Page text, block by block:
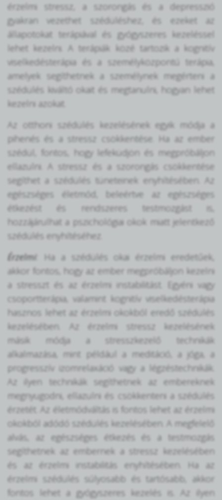
érzelmi stressz, a szorongás és a depresszió
gyakran vezethet szédüléshez, és ezeket az
állapotokat terápiával és gyógyszeres kezeléssel
lehet kezelni. A terápiák közé tartozik a kognitív
viselkedésterápia és a személyközpontú terápia,
amelyek segíthetnek a személynek megérteni a
szédülés kiváltó okait és megtanulni, hogyan lehet
kezelni azokat.
Az otthoni szédülés kezelésének egyik módja a
pihenés és a stressz csökkentése. Ha az ember
szédül, fontos, hogy lefeküdjön és megpróbáljon
ellazulni. A stressz és a szorongás csökkentése
segíthet a szédülés tüneteinek enyhítésében. Az
egészséges életmód, beleértve az egészséges
étkezést és rendszeres testmozgást is,
hozzájárulhat a pszichológiai okok miatt jelentkező
szédülés enyhítéséhez.
Érzelmi : Ha a szédülés okai érzelmi eredetűek,
akkor fontos, hogy az ember megpróbáljon kezelni
a stresszt és az érzelmi instabilitást. Egyéni vagy
csoportterápia, valamint kognitív viselkedésterápia
hasznos lehet az érzelmi okokból eredő szédülés
kezelésében. Az érzelmi stressz kezelésének
másik módja a stresszkezelő technikák
alkalmazása, mint például a meditáció, a jóga, a
progresszív izomrelaxáció vagy a légzéstechnikák.
Az ilyen technikák segíthetnek az embereknek
megnyugodni, ellazulni és csökkenteni a szédülés
érzetét. Az életmódváltás is fontos lehet az érzelmi
okokból adódó szédülés kezelésében. A megfelelő
alvás, az egészséges étkezés és a testmozgás
segíthetnek az embernek a stressz kezelésében
és az érzelmi instabilitás enyhítésében. Ha az
érzelmi szédülés súlyosabb és tartósabb, akkor
fontos lehet a gyógyszeres kezelés is. Az ilyen